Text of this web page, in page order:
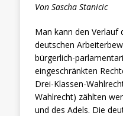
Von Sascha Stanicic
Man kann den Verlauf
deutschen
bürgerlich-
eingeschränkten
Drei-Klassen-
Wahlrecht) zählten
und des Adels. Die